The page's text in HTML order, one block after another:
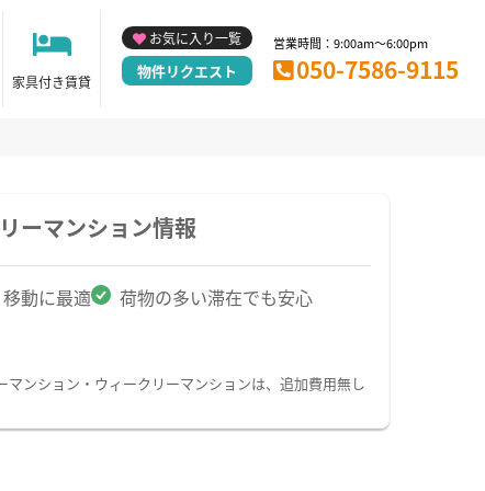
家具付き賃貸
お気に入り一覧
物件リクエスト
営業時間：9:00am～6:00pm
050-7586-9115
ーマンション情報
動に最適
荷物の多い滞在でも安心
ンション・ウィークリーマンションは、追加費用無し